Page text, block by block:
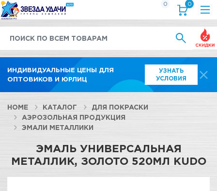
ИНДИВИДУАЛЬНЫЕ ЦЕНЫ ДЛЯ
ОПТОВИКОВ И ЮРЛИЦ
УЗНАТЬ
УСЛОВИЯ
0 0
HOME КАТАЛОГ
ДЛЯ ПОКРАСКИ
АЭРОЗОЛЬНАЯ ПРОДУКЦИЯ
ЭМАЛИ МЕТАЛЛИКИ
ЭМАЛЬ УНИВЕРСАЛЬНАЯ
МЕТАЛЛИК, ЗОЛОТО 520МЛ KUDO